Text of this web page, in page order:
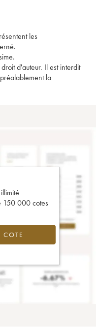
les
d'auteur. Il est interdit
la
150 000 cotes
COTE